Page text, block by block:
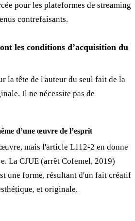
pour les plateformes de streaming
contrefaisants.
les conditions d’acquisition du
la tête de l'auteur du seul fait de la
Il ne nécessite pas de
d’une œuvre de l’esprit
mais l'article L112-2 en donne
La CJUE (arrêt Cofemel, 2019)
une forme, résultant d'un fait créatif
et originale.